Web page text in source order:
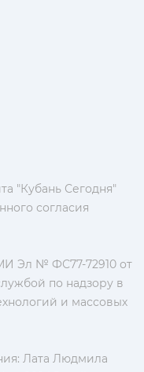
"Кубань Сегодня"
согласия
Эл № ФС77-72910 от
по надзору в
и массовых
Лата Людмила